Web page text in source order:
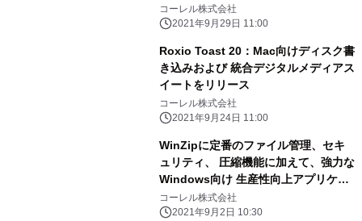
2021年のプロフェッショナルグラフィ
ックスの ラインナップが完成
コーレル株式会社
2021年9月29日 11:00
Roxio Toast 20：Mac向けディスク書
き込みおよび 統合デジタルメディアス
イートをリリース
コーレル株式会社
2021年9月24日 11:00
WinZipに定番のファイル管理、セキ
ュリティ、 圧縮機能に加えて、強力な
Windows向け 生産性向上アプリケー
ションが登場
コーレル株式会社
2021年9月2日 10:30